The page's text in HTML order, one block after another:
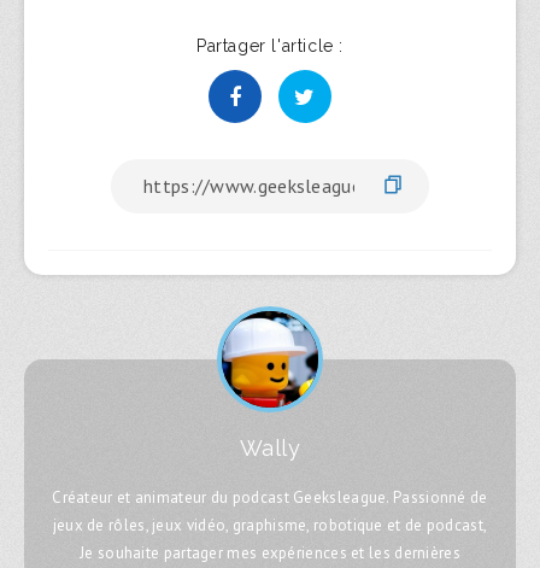
Partager l'article :
Wally
Créateur et animateur du podcast Geeksleague. Passionné de
jeux de rôles, jeux vidéo, graphisme, robotique et de podcast,
Je souhaite partager mes expériences et les dernières